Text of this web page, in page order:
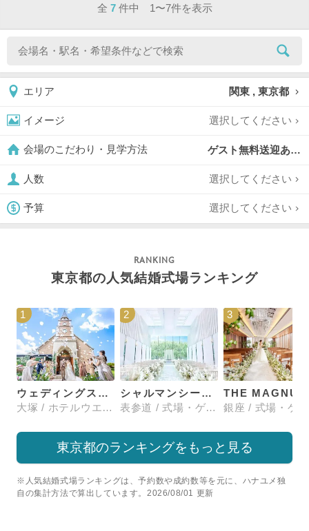
全 7 件中 1〜7件を表示
エリア 関東 , 東京都
イメージ 選択してください
会場のこだわり・見学方法 ゲスト無料送迎あり,
人数 選択してください
予算 選択してください
東京都の人気結婚式場ランキング
1
ウェディングスホテル・ベルクラシック東京
大塚 / ホテルウエディング
2
シャルマンシーナTOKYO
表参道 / 式場・ゲストハウス
3
東京都のランキングをもっと見る
※人気結婚式場ランキングは、予約数や成約数等を元に、ハナユメ独
自の集計方法で算出しています。2026/08/01 更新